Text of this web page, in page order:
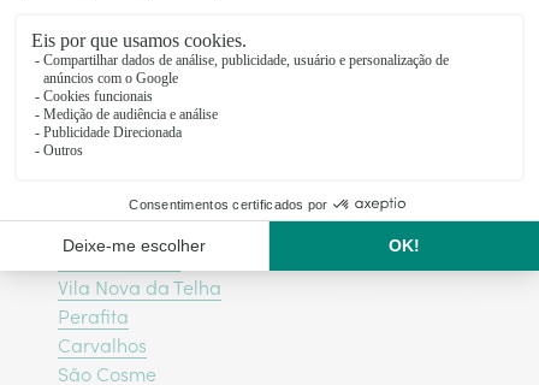
Floristas da rede Interflora nas
principais cidades do Norte de
Valongo do Vouga
Felgueiras
Vila do Conde
Vila Nova da Telha
Perafita
Carvalhos
São Cosme